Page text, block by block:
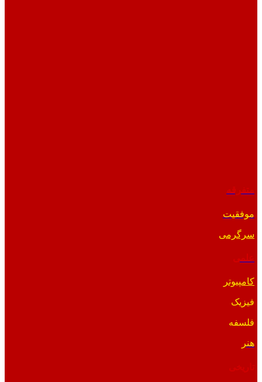
موفقیت
سرگرمی
کامپیوتر
فیزیک
فلسفه
هنر